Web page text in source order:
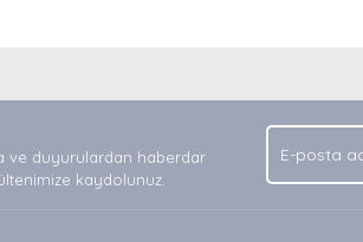
ve duyurulardan haberdar
kaydolunuz.